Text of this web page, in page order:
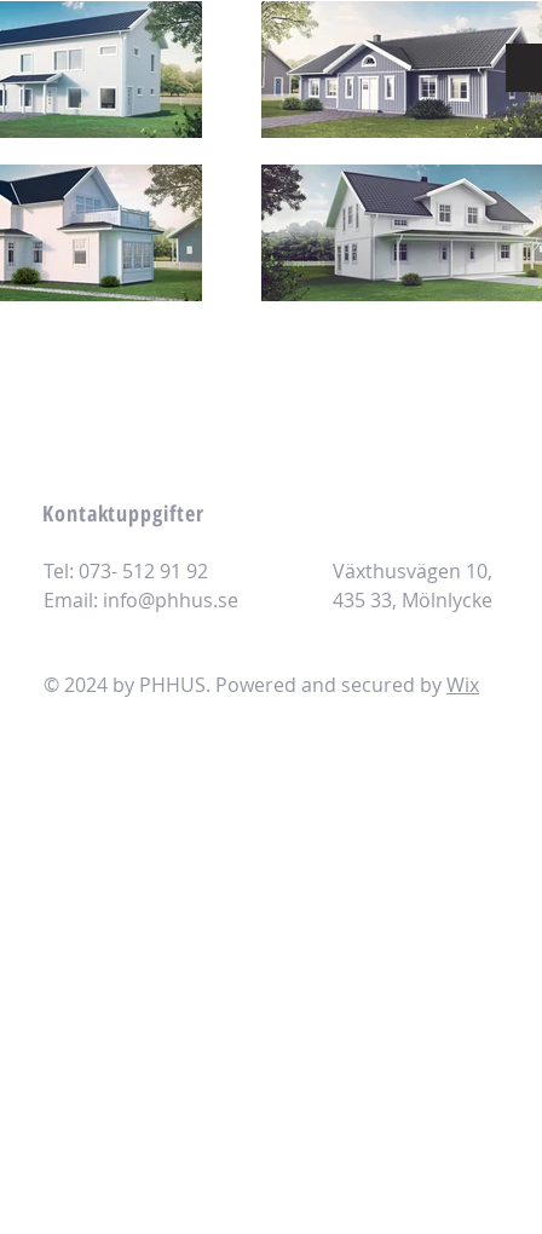
Kontaktuppgifter
Tel: 073- 512 91 92
Email: info@phhus.se
Växthusvägen 10,
435 33, Mölnlycke
© 2024 by PHHUS. Powered and secured byWix